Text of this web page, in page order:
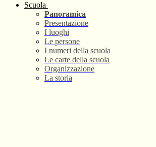
Scuola
Panoramica
Presentazione
I luoghi
Le persone
I numeri della scuola
Le carte della scuola
Organizzazione
La storia